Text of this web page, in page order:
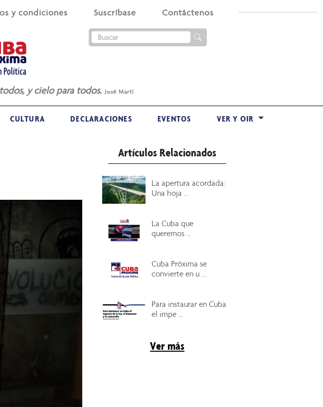
y condiciones Suscríbase Contáctenos
y cielo para todos. José Martí
CULTURA DECLARACIONES EVENTOS VER Y OIR
Artículos Relacionados
La apertura acordada:
Una hoja ...
La Cuba que
queremos ...
Cuba Próxima se
convierte en u ...
Para instaurar en Cuba
el impe ...
Ver más